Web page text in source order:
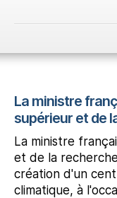
La ministre
supérieur et de
La ministre
et de la
création d'un
climatique, à